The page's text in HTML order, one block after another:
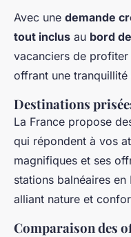
Avec une demande
tout inclus au bord
vacanciers de profiter
offrant une tranquillité
Destinations
La France propose
qui répondent à vos
magnifiques et ses
stations balnéaires
alliant nature et
Comparaison des